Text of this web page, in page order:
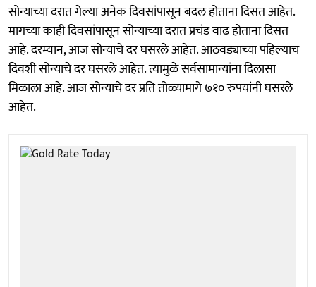
सोन्याच्या दरात गेल्या अनेक दिवसांपासून बदल होताना दिसत आहेत.
मागच्या काही दिवसांपासून सोन्याच्या दरात प्रचंड वाढ होताना दिसत
आहे. दरम्यान, आज सोन्याचे दर घसरले आहेत. आठवड्याच्या पहिल्याच
दिवशी सोन्याचे दर घसरले आहेत. त्यामुळे सर्वसामान्यांना दिलासा
मिळाला आहे. आज सोन्याचे दर प्रति तोळ्यामागे ७१० रुपयांनी घसरले
आहेत.